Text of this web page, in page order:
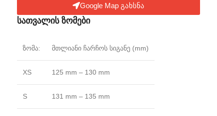
Google Map გახსნა
სათვალის ზომები
ზომა: მთლიანი ჩარჩოს სიგანე (mm)
XS 125 mm – 130 mm
S 131 mm – 135 mm